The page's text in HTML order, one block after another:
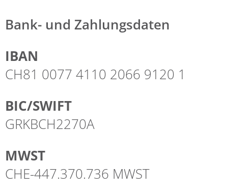
Bank- und Zahlungsdaten
IBAN
CH81 0077 4110 2066 9120 1
BIC/SWIFT
GRKBCH2270A
MWST
CHE-447.370.736 MWST